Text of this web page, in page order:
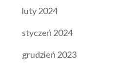
luty 2024
styczeń 2024
grudzień 2023